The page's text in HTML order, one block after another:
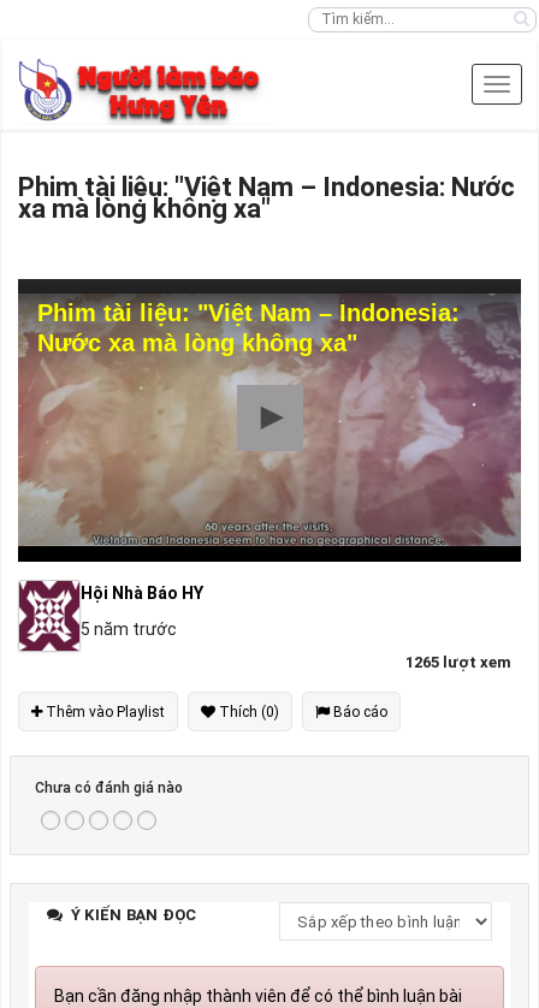
Phim tài liệu: "Việt Nam – Indonesia: Nước
xa mà lòng không xa"
Phim tài liệu: "Việt Nam – Indonesia:
Nước xa mà lòng không xa"
Hội Nhà Báo HY
5 năm trước
1265 lượt xem
Thêm vào Playlist Thích (0) Báo cáo
Chưa có đánh giá nào
Ý KIẾN BẠN ĐỌC
Bạn cần đăng nhập thành viên để có thể bình luận bài